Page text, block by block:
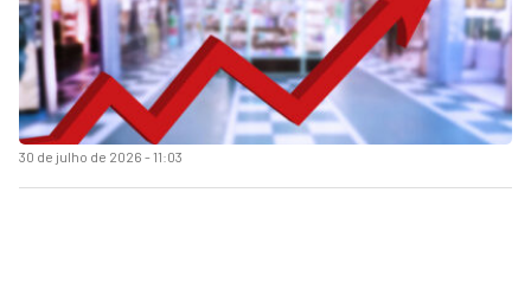
30 de julho de 2026 - 11:03